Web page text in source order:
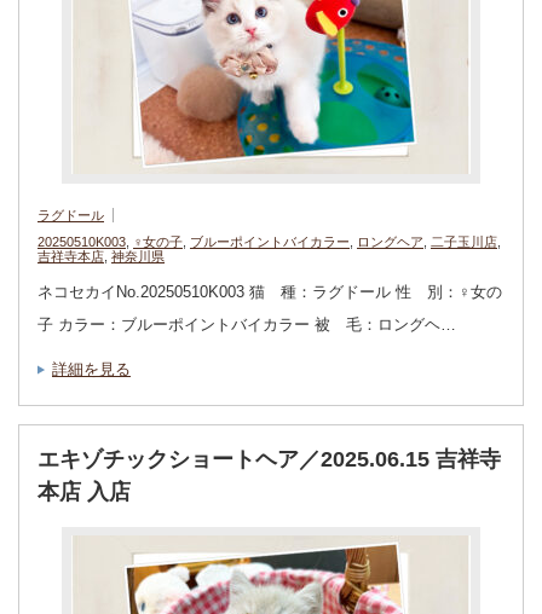
ラグドール
20250510K003
♀女の子 ブルーポイントバイカラー ロングヘア 二子玉川店
吉祥寺本店 神奈川県
ネコセカイNo.20250510K003 猫 種：ラグドール 性 別：♀女の
子 カラー：ブルーポイントバイカラー 被 毛：ロングヘ…
詳細を見る
エキゾチックショートヘア／2025.06.15 吉祥寺
本店 入店